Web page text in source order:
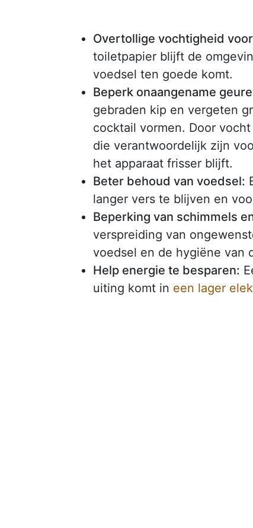
Overtollige vochtigheid
toiletpapier blijft de
voedsel ten goede komt.
Beperk onaangename
gebraden kip en vergeten
cocktail vormen. Door
die verantwoordelijk zijn
het apparaat frisser blijft.
Beter behoud van voedsel:
langer vers te blijven en
Beperking van schimmels
verspreiding van
voedsel en de hygiëne van
Help energie te besparen:
uiting komt in een lager